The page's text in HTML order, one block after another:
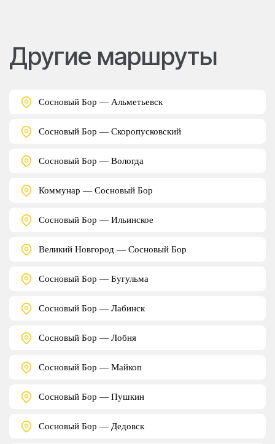
Другие маршруты
Сосновый Бор — Альметьевск
Сосновый Бор — Скоропусковский
Сосновый Бор — Вологда
Коммунар — Сосновый Бор
Сосновый Бор — Ильинское
Великий Новгород — Сосновый Бор
Сосновый Бор — Бугульма
Сосновый Бор — Лабинск
Сосновый Бор — Лобня
Сосновый Бор — Майкоп
Сосновый Бор — Пушкин
Сосновый Бор — Дедовск